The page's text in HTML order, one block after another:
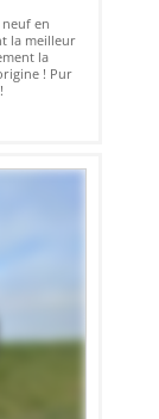
en
la meilleur
la
! Pur